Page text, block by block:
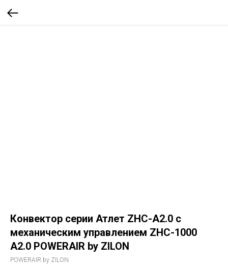
Конвектор серии Атлет ZHC-A2.0 с
механическим управлением ZHC-1000
A2.0 POWERAIR by ZILON
POWERAIR by ZILON